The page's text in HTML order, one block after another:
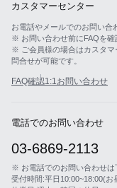
カスタマーセンター
お電話やメールでのお問い合
※ お問い合わせ前にFAQを確
※ ご会員様の場合はカスタマ
問合せが可能です。
FAQ確認1:1お問い合わせ
電話でのお問い合わせ
03-6869-2113
※ お電話でのお問い合わせは
受付時間:平日10:00~18:00(お